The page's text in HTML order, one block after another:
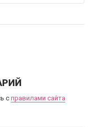
с правилами сайта